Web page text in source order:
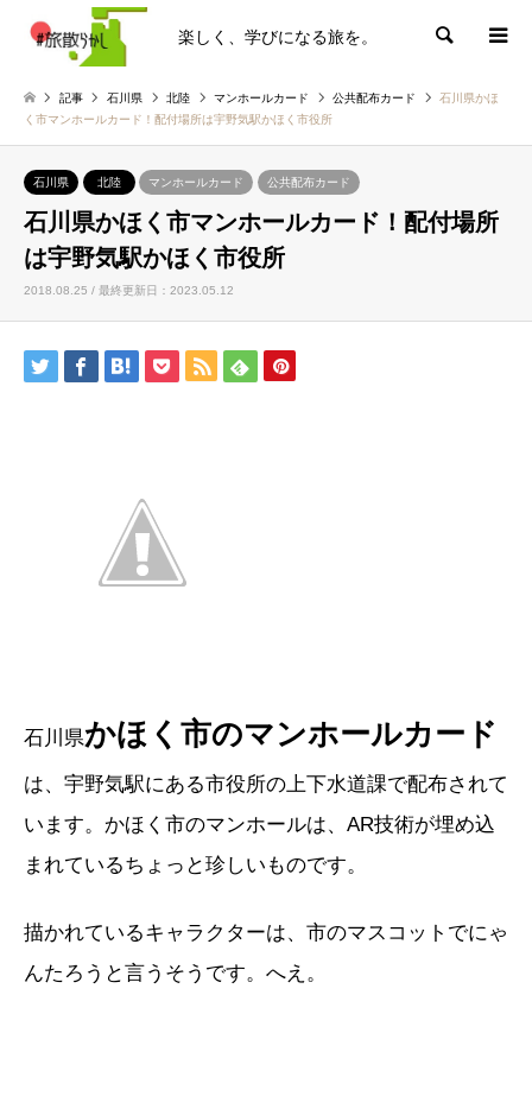
楽しく、学びになる旅を。 検索
記事 石川県 北陸 マンホールカード 公共配布カード
石川県かほ
く市マンホールカード！配付場所は宇野気駅かほく市役所
石川県 北陸 マンホールカード 公共配布カード
石川県かほく市マンホールカード！配付場所
は宇野気駅かほく市役所
2018.08.25 / 最終更新日：2023.05.12
石川県かほく市のマンホールカード
は、宇野気駅にある市役所の上下水道課で配布されて
います。かほく市のマンホールは、AR技術が埋め込
まれているちょっと珍しいものです。
描かれているキャラクターは、市のマスコットでにゃ
んたろうと言うそうです。へえ。